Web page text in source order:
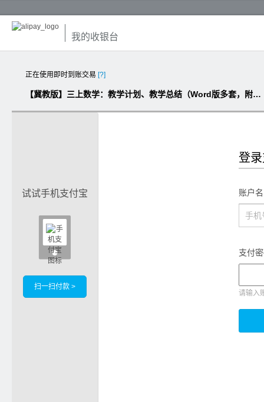
我的收银台
正在使用即时到账交易 [?]
【冀教版】三上数学：教学计划、教学总结（Word版多套，附班主任计划总结）
试试手机支付宝

扫一扫付款 >
登
账户
支付
请输入